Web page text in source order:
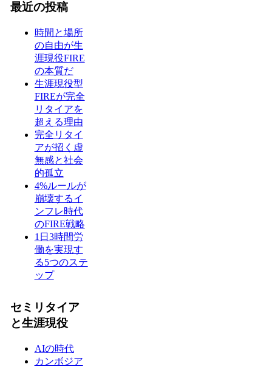
最近の投稿
時間と場所
の自由が生
涯現役FIRE
の本質だ
生涯現役型
FIREが完全
リタイアを
超える理由
完全リタイ
アが招く虚
無感と社会
的孤立
4%ルールが
崩壊するイ
ンフレ時代
のFIRE戦略
1日3時間労
働を実現す
る5つのステ
ップ
セミリタイア
と生涯現役
AIの時代
カンボジア